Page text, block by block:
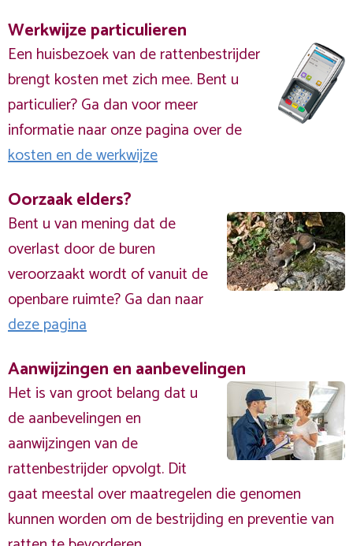
Werkwijze particulieren
Een huisbezoek van de rattenbestrijder
brengt kosten met zich mee. Bent u
particulier? Ga dan voor meer
informatie naar onze pagina over de
kosten en de werkwijze
Oorzaak elders?
Bent u van mening dat de
overlast door de buren
veroorzaakt wordt of vanuit de
openbare ruimte? Ga dan naar
deze pagina
Aanwijzingen en aanbevelingen
Het is van groot belang dat u
de aanbevelingen en
aanwijzingen van de
rattenbestrijder opvolgt. Dit
gaat meestal over maatregelen die genomen
kunnen worden om de bestrijding en preventie van